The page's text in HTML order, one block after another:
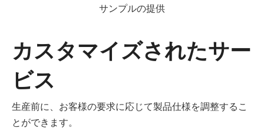
サンプルの提供
カスタマイズされたサー
ビス
生産前に、お客様の要求に応じて製品仕様を調整するこ
とができます。